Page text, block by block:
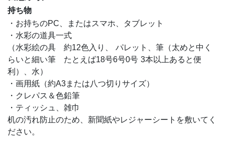
持ち物
・お持ちのPC、またはスマホ、タブレット
・水彩の道具一式
（水彩絵の具 約12色入り、 パレット、筆（太めと中く
らいと細い筆 たとえば18号6号0号 3本以上あると便
利）、水）
・画用紙（約A3または八つ切りサイズ）
・クレパス＆色鉛筆
・ティッシュ、雑巾
机の汚れ防止のため、新聞紙やレジャーシートを敷いてく
ださい。